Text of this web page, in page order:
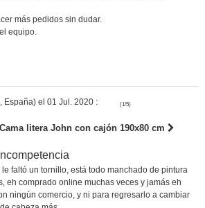
más pedidos sin dudar.
equipo.
España) el 01 Jul. 2020 : (1/5)
Cama litera John con cajón 190x80 cm
faltó un tornillo, está todo manchado de pintura
eh comprado online muchas veces y jamás eh
ningún comercio, y ni para regresarlo a cambiar